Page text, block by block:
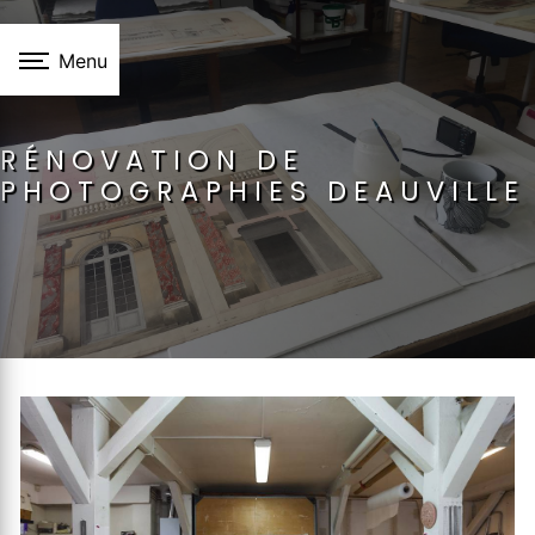
Menu
RÉNOVATION DE
PHOTOGRAPHIES DEAUVILLE
Panneau de gestion des cookies